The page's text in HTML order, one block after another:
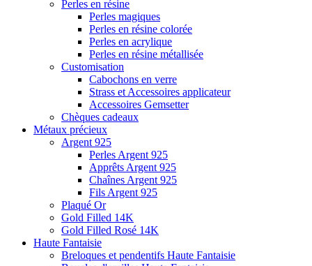
Perles en résine
Perles magiques
Perles en résine colorée
Perles en acrylique
Perles en résine métallisée
Customisation
Cabochons en verre
Strass et Accessoires applicateur
Accessoires Gemsetter
Chèques cadeaux
Métaux précieux
Argent 925
Perles Argent 925
Apprêts Argent 925
Chaînes Argent 925
Fils Argent 925
Plaqué Or
Gold Filled 14K
Gold Filled Rosé 14K
Haute Fantaisie
Breloques et pendentifs Haute Fantaisie